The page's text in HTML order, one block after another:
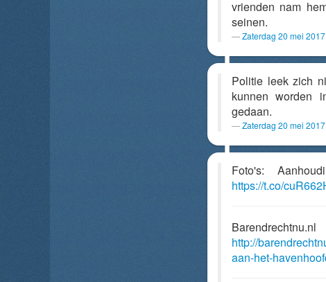
vrienden nam
seinen.
Zaterdag 20 mei
Politie leek zich
kunnen worden
gedaan.
Zaterdag 20 mei
Foto's:
https://t.co/
Barendrechtnu.nl
http://
aan-het-